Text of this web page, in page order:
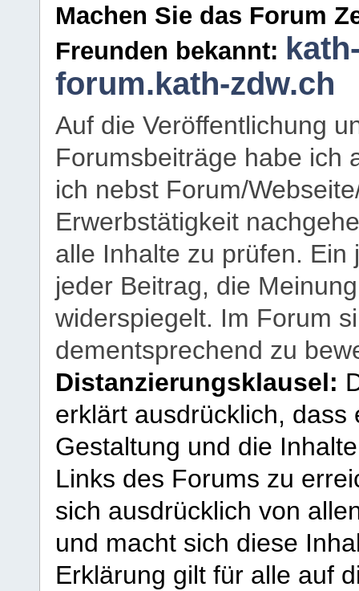
Machen Sie das Forum
Freunden bekannt:
forum.kath-zdw.ch
Auf die Veröffentlichung
Forumsbeiträge habe ich
ich nebst Forum/
Erwerbstätigkeit
alle Inhalte zu prüfen.
jeder Beitrag, die
widerspiegelt. Im Forum
dementsprechend zu
Distanzierungsklausel:
erklärt ausdrücklich,
Gestaltung und die
Links des Forums zu
sich ausdrücklich von
und macht sich diese
Erklärung gilt für alle auf